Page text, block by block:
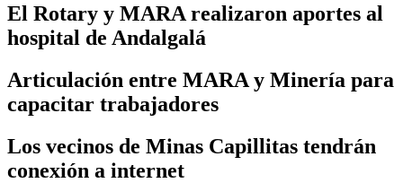
El Rotary y MARA realizaron aportes al
hospital de Andalgalá
Articulación entre MARA y Minería para
capacitar trabajadores
Los vecinos de Minas Capillitas tendrán
conexión a internet